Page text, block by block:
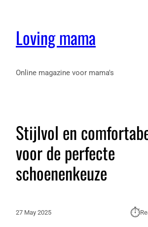
Loving mama
Online magazine voor mama's
Stijlvol en
voor de perfecte
schoenenkeuze
27 May 2025 ⏱︎